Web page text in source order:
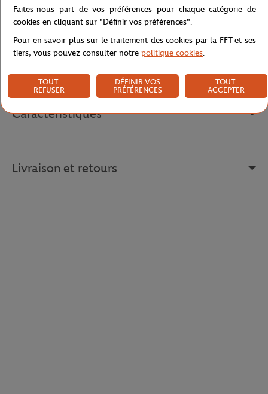
La poche plaquée sur la poitrine, ornée du crocodile brodé, ajoute
une touche signature et collector à cette chemise. Une pièce légère
au-delà du court.
Caractéristiques
Livraison et retours
Faites-nous part de vos préférences pour chaque catégorie de
cookies en cliquant sur "Définir vos préférences".
Pour en savoir plus sur le traitement des cookies par la FFT et ses
tiers, vous pouvez consulter notre politique cookies.
TOUT
REFUSER
DÉFINIR VOS
PRÉFÉRENCES
TOUT
ACCEPTER